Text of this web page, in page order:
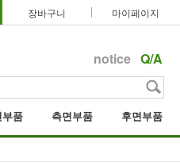
장바구니 마이페이지
notice Q/A
부품 측면부품 후면부품